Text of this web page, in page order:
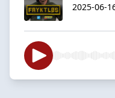
2025-06-